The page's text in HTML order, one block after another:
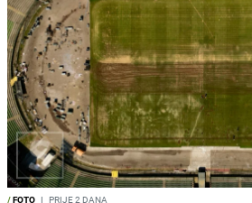
/FOTO I PRIJE 2 DANA